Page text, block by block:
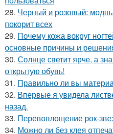
28. Черный и розовый:
покорит всех
29. Почему кожа вокруг
основные причины и
30. Солнце светит ярче, а
открытую обувь!
31. Правильно ли вы
32. Впервые я увидела
назад.
33. Перевоплощение рок-
34. Можно ли без клея